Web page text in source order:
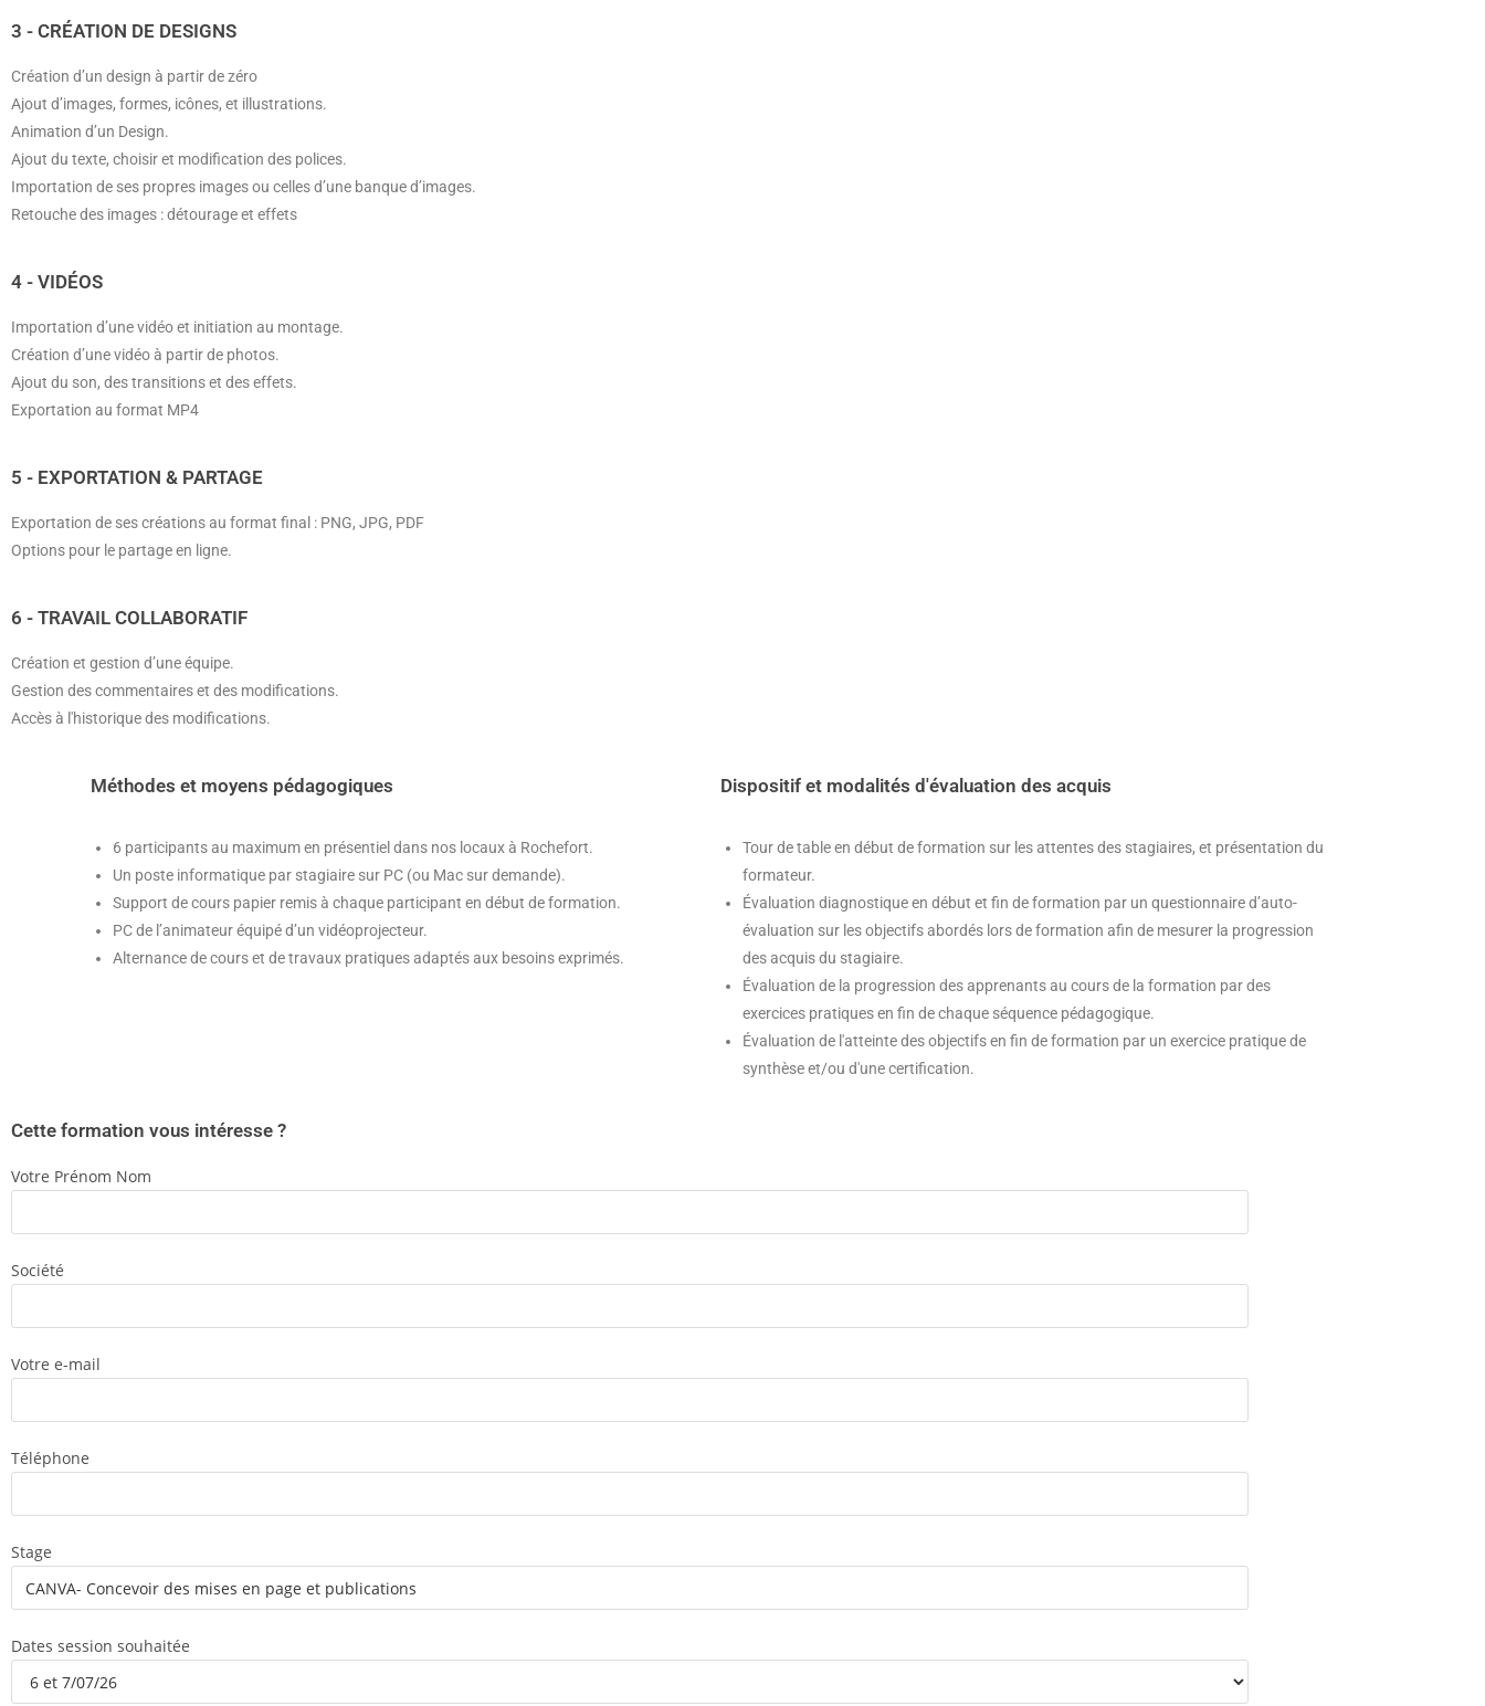
3 - CRÉATION DE DESIGNS
Création d’un design à partir de zéro
Ajout d’images, formes, icônes, et illustrations.
Animation d’un Design.
Ajout du texte, choisir et modification des polices.
Importation de ses propres images ou celles d’une banque d’images.
Retouche des images : détourage et effets
4 - VIDÉOS
Importation d’une vidéo et initiation au montage.
Création d’une vidéo à partir de photos.
Ajout du son, des transitions et des effets.
Exportation au format MP4
5 - EXPORTATION & PARTAGE
Exportation de ses créations au format final : PNG, JPG, PDF
Options pour le partage en ligne.
6 - TRAVAIL COLLABORATIF
Création et gestion d’une équipe.
Gestion des commentaires et des modifications.
Accès à l'historique des modifications.
Méthodes et moyens pédagogiques
6 participants au maximum en présentiel dans nos locaux à Rochefort.
Un poste informatique par stagiaire sur PC (ou Mac sur demande).
Support de cours papier remis à chaque participant en début de formation.
PC de l’animateur équipé d’un vidéoprojecteur.
Alternance de cours et de travaux pratiques adaptés aux besoins exprimés.
Dispositif et modalités d'évaluation des acquis
Tour de table en début de formation sur les attentes des stagiaires, et présentation du
formateur.
Évaluation diagnostique en début et fin de formation par un questionnaire d’auto-
évaluation sur les objectifs abordés lors de formation afin de mesurer la progression
des acquis du stagiaire.
Évaluation de la progression des apprenants au cours de la formation par des
exercices pratiques en fin de chaque séquence pédagogique.
Évaluation de l'atteinte des objectifs en fin de formation par un exercice pratique de
synthèse et/ou d'une certification.
Cette formation vous intéresse ?
Votre Prénom Nom
Société
Votre e-mail
Téléphone
Stage
Dates session souhaitée